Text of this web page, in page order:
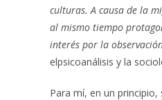
culturas. A causa de la
al mismo tiempo
interés por la
elpsicoanálisis y la
Para mí, en un